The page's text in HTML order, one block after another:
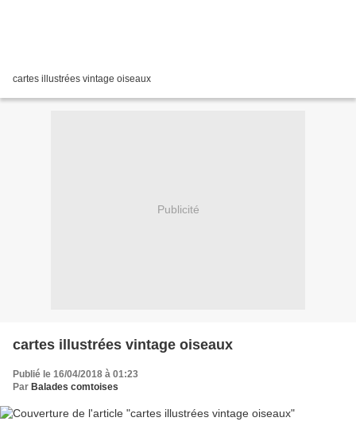
cartes illustrées vintage oiseaux
Publicité
cartes illustrées vintage oiseaux
Publié le 16/04/2018 à 01:23
Par Balades comtoises